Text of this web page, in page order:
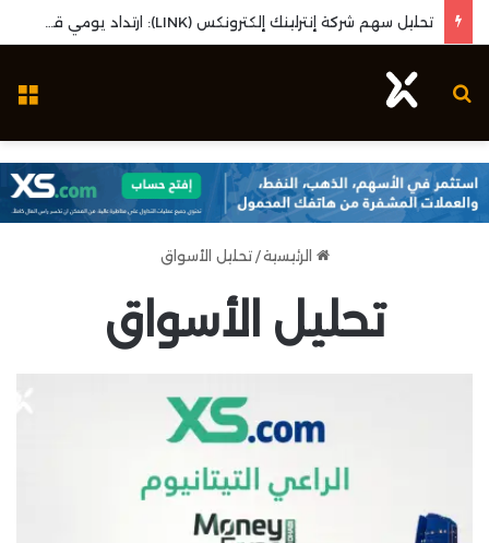
بحث عن
الرئيسية / تحليل الأسواق
تحليل الأسواق